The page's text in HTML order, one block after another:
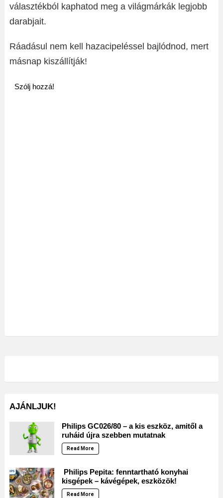
választékból kaphatod meg a világmárkák legjobb
darabjait.
Ráadásul nem kell hazacipeléssel bajlódnod, mert
másnap kiszállítják!
Szólj hozzá!
AJÁNLJUK!
Philips GC026/80 – a kis eszköz, amitől a
ruháid újra szebben mutatnak
Read More
Philips Pepita: fenntartható konyhai
kisgépek – kávégépek, eszközök!
Read More